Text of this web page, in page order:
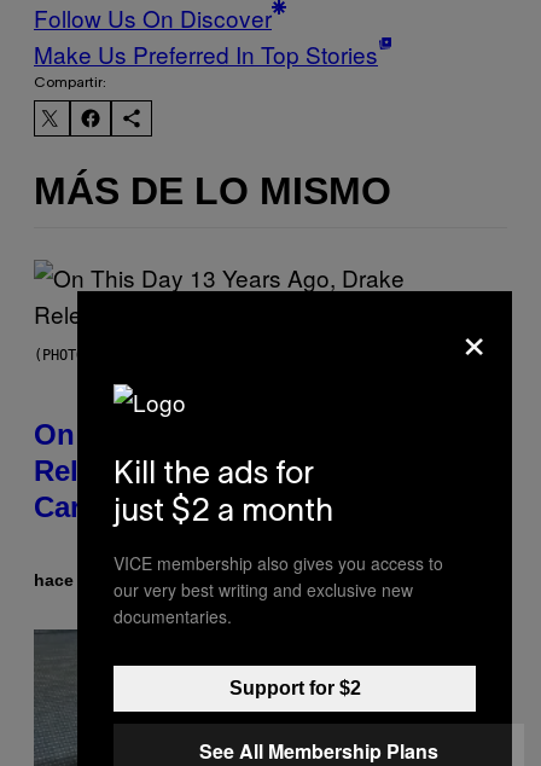
Follow Us On Discover
Make Us Preferred In Top Stories
Compartir:
MÁS DE LO MISMO
(PHOTO BY GARY GERSHOFF/WIREIMAGE)
On This Day 13 Years Ago, Drake
Released the Best Song of His
Career
hace 40 minutos Por Caleb Catlin
×
Kill the ads for
just $2 a month
VICE membership also gives you access to
our very best writing and exclusive new
documentaries.
Support for $2
See All Membership Plans